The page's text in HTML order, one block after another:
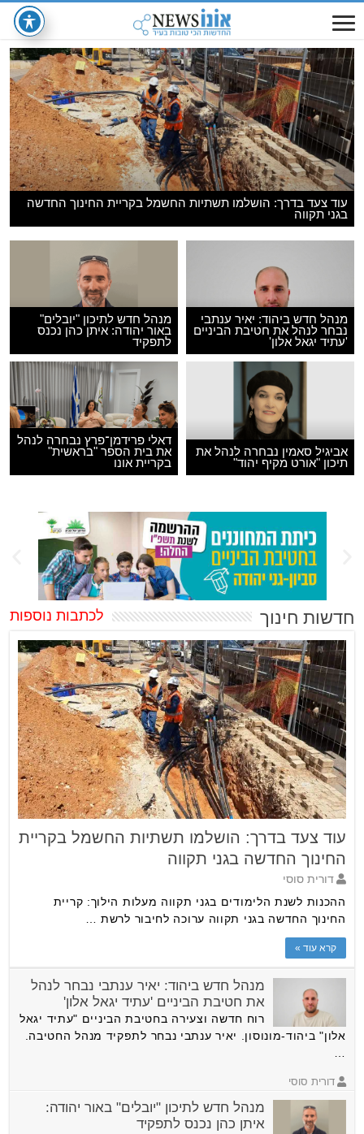
עוד צעד בדרך: הושלמו תשתיות החשמל בקריית החינוך החדשה
בגני תקווה
מנהל חדש ביהוד: יאיר ענתבי
נבחר לנהל את חטיבת הביניים
'עתיד יגאל אלון'
מנהל חדש לתיכון "יובלים"
באור יהודה: איתן כהן נכנס
לתפקיד
אביגיל סאמין נבחרה לנהל את
תיכון "אורט מקיף יהוד"
דאלי פרידמן־פרץ נבחרה לנהל
את בית הספר "בראשית"
בקריית אונו
חדשות חינוך לכתבות נוספות
עוד צעד בדרך: הושלמו תשתיות החשמל בקריית
החינוך החדשה בגני תקווה
דורית סוסי
ההכנות לשנת הלימודים בגני תקווה מעלות הילוך: קריית
החינוך החדשה בגני תקווה ערוכה לחיבור לרשת …
קרא עוד »
מנהל חדש ביהוד: יאיר ענתבי נבחר לנהל
את חטיבת הביניים 'עתיד יגאל אלון'
רוח חדשה וצעירה בחטיבת הביניים "עתיד יגאל
אלון" ביהוד-מונוסון. יאיר ענתבי נבחר לתפקיד מנהל החטיבה.
דורית סוסי
מנהל חדש לתיכון "יובלים" באור יהודה:
איתן כהן נכנס לתפקיד